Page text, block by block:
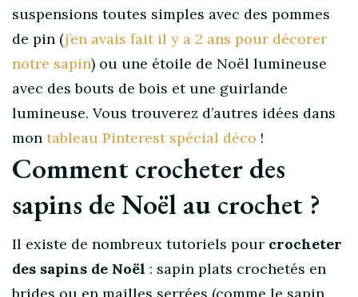
suspensions toutes simples avec des pommes
de pin (j’en avais fait il y a 2 ans pour décorer
notre sapin) ou une étoile de Noël lumineuse
avec des bouts de bois et une guirlande
lumineuse. Vous trouverez d’autres idées dans
mon tableau Pinterest spécial déco !
Comment crocheter des
sapins de Noël au crochet ?
Il existe de nombreux tutoriels pour crocheter
des sapins de Noël : sapin plats crochetés en